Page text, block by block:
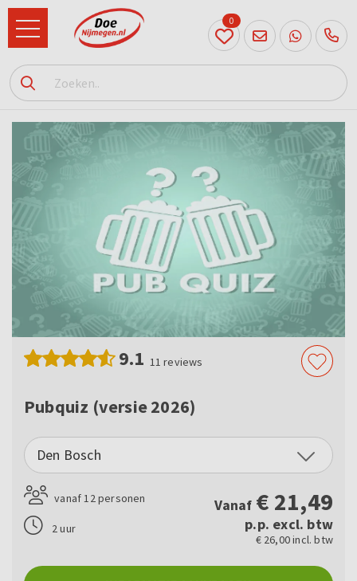
024
204
20 31
0
9.1 11 reviews
Pubquiz (versie 2026)
Den Bosch
vanaf 12 personen
2 uur
Vanaf € 21,49
p.p. excl. btw
€ 26,00 incl. btw